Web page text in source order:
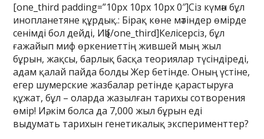
[one_third padding=”10px 10px 10px 0″]Сіз күмән бұл
инопланетяне құрдық.: Бірақ көне мәтіндер өмірде
сенімді бол дейді, Иә![/one_third]Келісерсіз, бұл
ғажайып миф өркениеттің жившей мың жыл
бұрын, жақсы, барлық басқа теориялар түсіндіреді,
адам қалай пайда болды Жер бетінде. Оның үстіне,
егер шумерские жазбалар ретінде қарастыруға
құжат, бұл – оларда жазылған тарихы сотворения
өмір! Иә, кім болса да 7,000 жыл бұрын еді
выдумать тарихын генетикалық эксперименттер?